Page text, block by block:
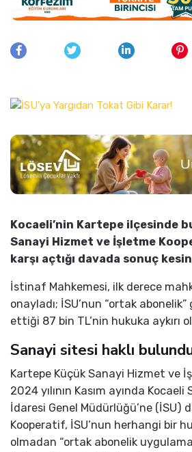
Kocaeli’nin Kartepe ilçesinde
Sanayi Hizmet ve İşletme
karşı açtığı davada sonuç
İstinaf Mahkemesi, ilk derece
onayladı; İSU’nun “ortak
ettiği 87 bin TL’nin hukuka aykırı
Sanayi sitesi haklı
Kartepe Küçük Sanayi Hizmet ve
2024 yılının Kasım ayında
İdaresi Genel Müdürlüğü’ne (İSU)
Kooperatif, İSU’nun herhangi bir
olmadan “ortak abonelik